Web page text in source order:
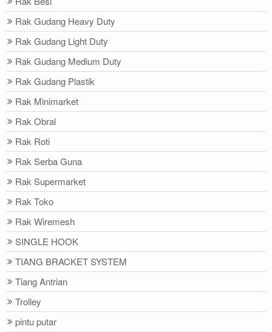
Rak Gudang Heavy Duty
Rak Gudang Light Duty
Rak Gudang Medium Duty
Rak Gudang Plastik
Rak Minimarket
Rak Obral
Rak Roti
Rak Serba Guna
Rak Supermarket
Rak Toko
Rak Wiremesh
SINGLE HOOK
TIANG BRACKET SYSTEM
Tiang Antrian
Trolley
pintu putar